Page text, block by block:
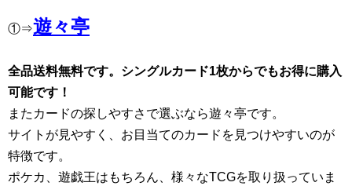
①⇒遊々亭
全品送料無料です。シングルカード1枚からでもお得に購入
可能です！
またカードの探しやすさで選ぶなら遊々亭です。
サイトが見やすく、お目当てのカードを見つけやすいのが
特徴です。
ポケカ、遊戯王はもちろん、様々なTCGを取り扱っていま